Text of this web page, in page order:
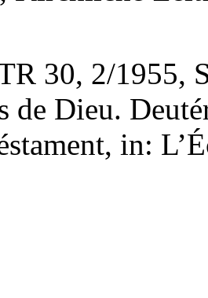
30, 2/1955,
de Dieu.
in: